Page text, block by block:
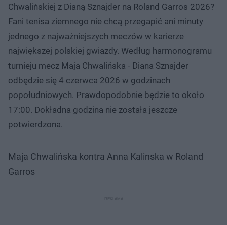
Chwalińskiej z Dianą Sznajder na Roland Garros 2026?
Fani tenisa ziemnego nie chcą przegapić ani minuty
jednego z najważniejszych meczów w karierze
największej polskiej gwiazdy. Według harmonogramu
turnieju mecz Maja Chwalińska - Diana Sznajder
odbędzie się 4 czerwca 2026 w godzinach
popołudniowych. Prawdopodobnie będzie to około
17:00. Dokładna godzina nie została jeszcze
potwierdzona.
Maja Chwalińska kontra Anna Kalinska w Roland
Garros